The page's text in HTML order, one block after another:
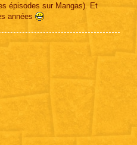
épisodes sur Mangas). Et
années